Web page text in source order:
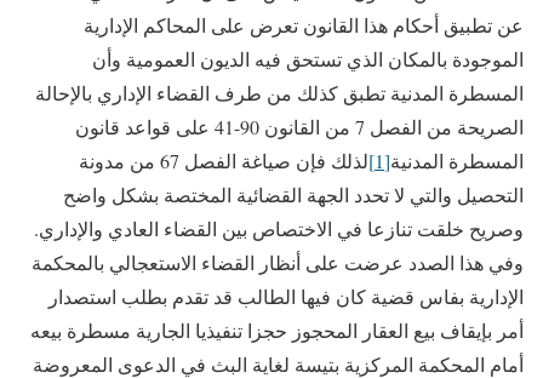
عن تطبيق أحكام هذا القانون تعرض على المحاكم الإدارية
الموجودة بالمكان الذي تستحق فيه الديون العمومية وأن
المسطرة المدنية تطبق كذلك من طرف القضاء الإداري بالإحالة
الصريحة من الفصل 7 من القانون 90-41 على قواعد قانون
المسطرة المدنية[1]
لذلك فإن صياغة الفصل 67 من مدونة
التحصيل والتي لا تحدد الجهة القضائية المختصة بشكل واضح
وصريح خلقت تنازعا في الاختصاص بين القضاء العادي والإداري.
وفي هذا الصدد عرضت على أنظار القضاء الاستعجالي بالمحكمة
الإدارية بفاس قضية كان فيها الطالب قد تقدم بطلب استصدار
أمر بإيقاف بيع العقار المحجوز حجزا تنفيذيا الجارية مسطرة بيعه
أمام المحكمة المركزية بتيسة لغاية البث في الدعوى المعروضة